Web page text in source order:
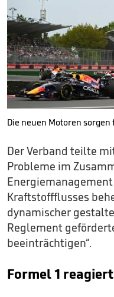
Die neuen Motoren
Der Verband teilte
Probleme im
Kraftstoffflusses
dynamischer
Reglement
beeinträchtigen“.
Formel 1